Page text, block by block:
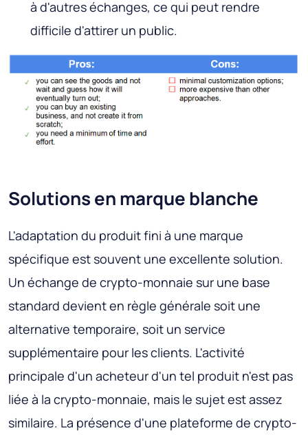
à d'autres échanges, ce qui peut rendre
difficile d'attirer un public.
Solutions en marque blanche
L'adaptation du produit fini à une marque
spécifique est souvent une excellente solution.
Un échange de crypto-monnaie sur une base
standard devient en règle générale soit une
alternative temporaire, soit un service
supplémentaire pour les clients. L'activité
principale d'un acheteur d'un tel produit n'est pas
liée à la crypto-monnaie, mais le sujet est assez
similaire. La présence d'une plateforme de crypto-